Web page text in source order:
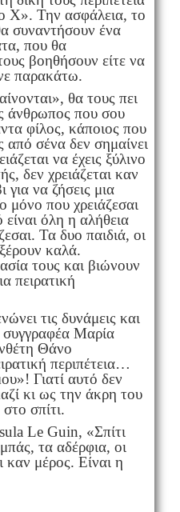
Χ». Την ασφάλεια, το
συναντήσουν ένα
που θα
βοηθήσουν είτε να
παρακάτω.
θα τους πει
άνθρωπος που σου
φίλος, κάποιος που
από σένα δεν σημαίνει
να έχεις ξύλινο
δεν χρειάζεται καν
να ζήσεις μια
μόνο που χρειάζεσαι
όλη η αλήθεια
Τα δυο παιδιά, οι
καλά.
τους και βιώνουν
πειρατική
τις δυνάμεις και
συγγραφέα Μαρία
Θάνο
περιπέτεια…
Γιατί αυτό δεν
κι ως την άκρη του
σπίτι.
Le Guin, «Σπίτι
τα αδέρφια, οι
καν μέρος. Είναι η